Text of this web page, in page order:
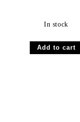
In stock